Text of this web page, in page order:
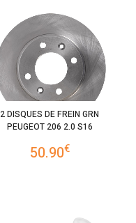
2 DISQUES DE FREIN GRN
PEUGEOT 206 2.0 S16
50.90€